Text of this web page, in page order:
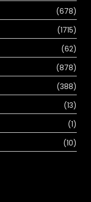
(678)
(1715)
(62)
(878)
(388)
(13)
(1)
(10)